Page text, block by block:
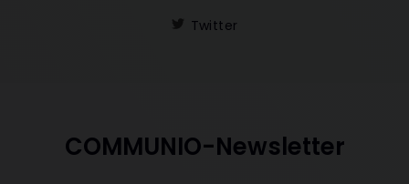
Twitter
COMMUNIO-Newsletter